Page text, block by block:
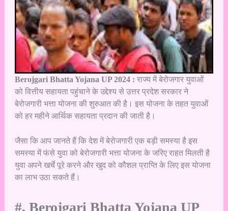
Berojgari Bhatta Yojana UP 2024 : राज्य में बेरोजगार युवाओं
को वित्तीय सहायता पहुंचाने के उद्देश्य से उत्तर प्रदेश सरकार ने
बेरोजगारी भत्ता योजना की शुरुआत की है। इस योजना के तहत युवाओं
को हर महीने आर्थिक सहायता प्रदान की जाती है।
जैसा कि आप जानते हैं कि देश में बेरोजगारी एक बड़ी समस्या है इस
समस्या में फंसे युवा को बेरोजगारी भत्ता योजना के जरिए राहत मिलती है
युवा अपने खर्चे पूरे करने और खुद को कौशल प्राप्ति के लिए इस योजना
का लाभ उठा सकते हैं।
#. Berojgari Bhatta Yojana UP